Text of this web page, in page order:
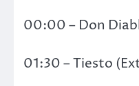
00:00 – Don
01:30 – Tiesto